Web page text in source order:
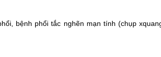
bệnh phổi tắc nghẽn mạn tính (chụp